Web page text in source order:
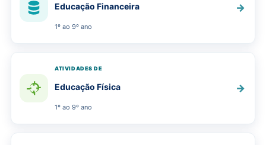
Educação Financeira
1º ao 9º ano
→
ATIVIDADES DE
Educação Física
1º ao 9º ano
→